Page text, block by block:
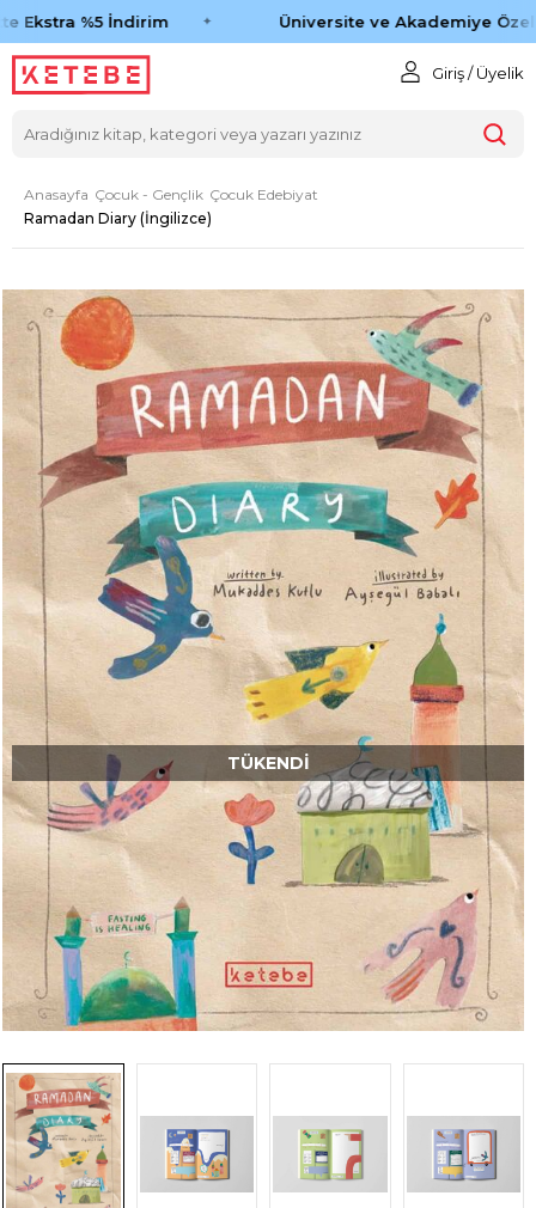
Ekstra %5 İndirim Üniversite ve Akademiye Özel
Giriş / Üyelik
Anasayfa Çocuk - Gençlik Çocuk Edebiyat
Ramadan Diary (İngilizce)
TÜKENDI